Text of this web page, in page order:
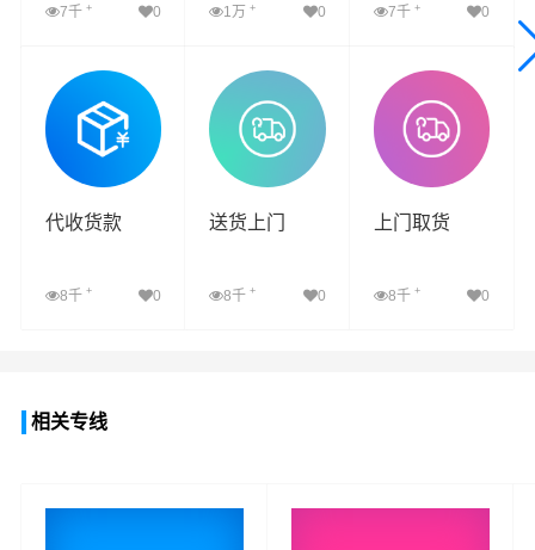
7千 + 0
查看详细
1万+ 0
查看详细
7千 + 0
查看详细
代收货款
8千 + 0
送货上门
8千+ 0
上门取货
8千 + 0
相关专线